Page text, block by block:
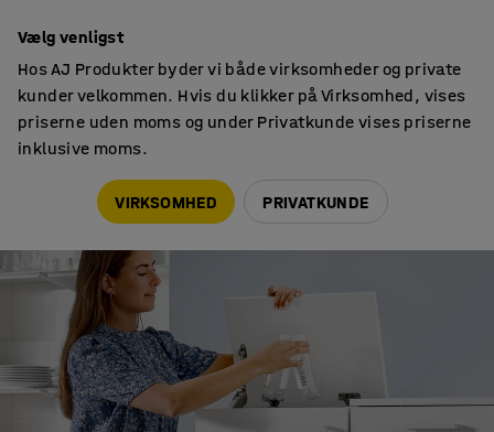
Vælg venligst
Hos AJ Produkter byder vi både virksomheder og private
kunder velkommen. Hvis du klikker på Virksomhed, vises
priserne uden moms og under Privatkunde vises priserne
inklusive moms.
VIRKSOMHED PRIVATKUNDE